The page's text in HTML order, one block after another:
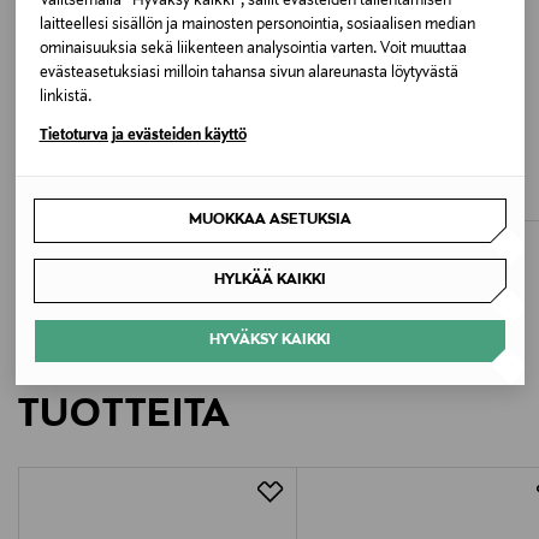
laitteellesi sisällön ja mainosten personointia, sosiaalisen median
ominaisuuksia sekä liikenteen analysointia varten. Voit muuttaa
evästeasetuksiasi milloin tahansa sivun alareunasta löytyvästä
linkistä.
Tietoturva ja evästeiden käyttö
MUOKKAA ASETUKSIA
HYLKÄÄ KAIKKI
HYVÄKSY KAIKKI
Pesulämpötila
30 °C
Valmistajan tuotenumero
10214399
ETUKUPONKITUOTE
Original Price
15,90 €
Discounted Price
8,90 € Original Price
16,00 €
LISÄÄ KIINNOSTAVIA
TUOTTEITA